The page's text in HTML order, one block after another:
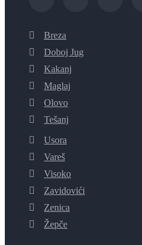
Breza
Doboj Jug
Kakanj
Maglaj
Olovo
Tešanj
Usora
Vareš
Visoko
Zavidovići
Zenica
Žepče